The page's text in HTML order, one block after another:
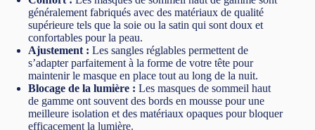
généralement fabriqués avec des matériaux de qualité
supérieure tels que la soie ou la satin qui sont doux et
confortables pour la peau.
Ajustement : Les sangles réglables permettent de
s’adapter parfaitement à la forme de votre tête pour
maintenir le masque en place tout au long de la nuit.
Blocage de la lumière : Les masques de sommeil haut
de gamme ont souvent des bords en mousse pour une
meilleure isolation et des matériaux opaques pour bloquer
efficacement la lumière.